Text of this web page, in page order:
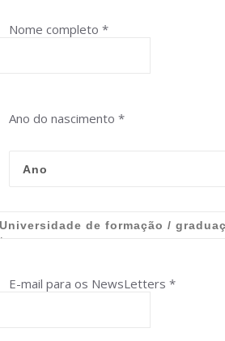
Nome completo *
Ano do nascimento *
E-mail para os NewsLetters *